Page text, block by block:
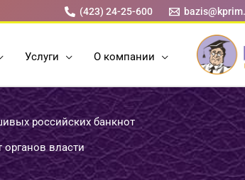
(423) 24-25-600
Услуги О компании
российских банкнот
власти